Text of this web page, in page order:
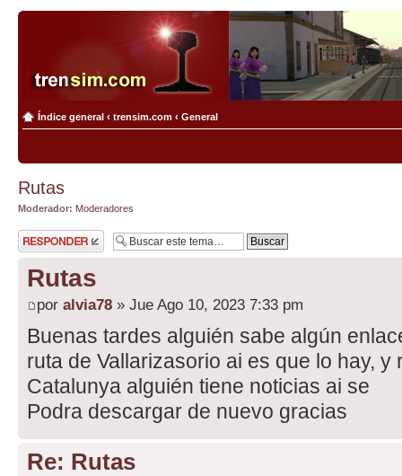
Índice general ‹ trensim.com ‹ General
Rutas
Moderador: Moderadores
Publicar una
respuesta
Rutas
por alvia78 » Jue Ago 10, 2023 7:33 pm
Buenas tardes alguién sabe algún
ruta de Vallarizasorio ai es que lo hay, y
Catalunya alguién tiene noticias ai se
Podra descargar de nuevo gracias
Re: Rutas